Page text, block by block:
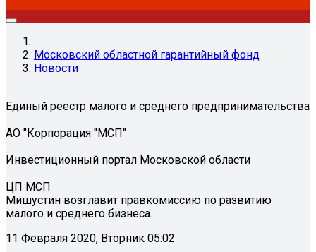
Московский областной гарантийный фонд
Новости
Единый реестр малого и среднего предпринимательства
АО "Корпорация "МСП"
Инвестиционный портал Московской области
ЦП МСП
Мишустин возглавит правкомиссию по развитию
малого и среднего бизнеса.
11 Февраля 2020, Вторник 05:02